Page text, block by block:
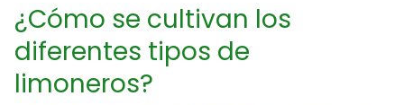
¿Cómo se cultivan los
diferentes tipos de
limoneros?